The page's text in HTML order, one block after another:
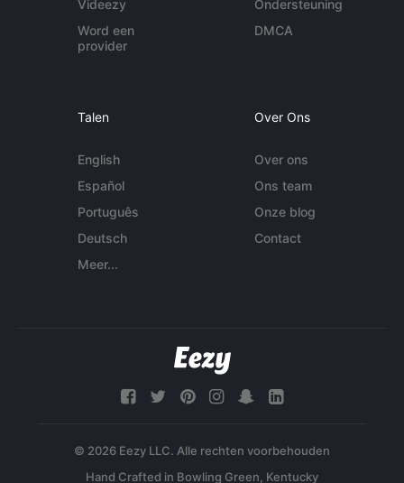
Videezy
Word een
provider
Ondersteuning
DMCA
Talen
English
Español
Português
Deutsch
Meer...
Over Ons
Over ons
Ons team
Onze blog
Contact
© 2026 Eezy LLC. Alle rechten voorbehouden